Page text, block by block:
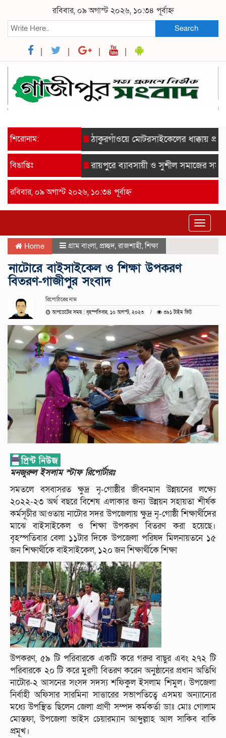
রবিবার, ০৯ অগাস্ট ২০২৬, ১০:৩৪ পূর্বাহ্ন
Search
শিরোনাম: ঠাকুরগাঁওয়ে মোটরসাইকেলের ধাক্কায়
বিঙাপ্তিঃ রায়পুরে ব্যাবসায়ী ও সুশীল সমাজের
রবিবার, ০৯ অগাস্ট ২০২৬, ১০:৩৪ পূর্বাহ্ন
Toggle
Home গ্রাম বাংলা, প্রচ্ছদ,রাজশাহী,শিক্ষা
নাটোরে বাইসাইকেল ও শিক্ষা উপকরণ
বিতরণ-গাজীপুর সংবাদ
রিপোর্টারের নাম
আপডেটের সময় : বৃহস্পতিবার, ১০ আগস্ট, ২০২৩ ৩৯১ টাইম ভিউ
মনজুরুল ইসলাম স্টাফ রিপোর্টারঃ
সমতলে বসবাসরত ক্ষুদ্র নৃ-গোষ্ঠীর জীবনমান উন্নয়নের লক্ষ্যে
২০২২-২৩ অর্থ বছরে বিশেষ এলাকার জন্য উন্নয়ন সহায়তা শীর্ষক
কর্মসূচীর আওতায় নাটোর সদর উপজেলায় ক্ষুদ্র নৃ-গোষ্ঠী শিক্ষার্থীদের
মাঝে বাইসাইকেল ও শিক্ষা উপকরণ বিতরণ করা হয়েছে।
বৃহস্পতিবার বেলা ১১টার দিকে উপজেলা পরিষদ মিলনায়তনে ১৫
জন শিক্ষার্থীকে বাইসাইকেল, ১২০ জন শিক্ষার্থীকে শিক্ষা
উপকরণ, ৫৯ টি পরিবারকে একটি করে গরুর বাছুর এবং ২৭২ টি
পরিবারকে ২০ টি করে মুরগী বিতরণ করেন অনুষ্ঠানের প্রধান অতিথি
নাটোর-২ আসনের সংসদ সদস্য শফিকুল ইসলাম শিমুল। উপজেলা
নির্বাহী অফিসার সারমিনা সাত্তারের সভাপতিত্বে এসময় অন্যান্যের
মধ্যে উপস্থিত ছিলেন জেলা প্রাণী সম্পদ কর্মকর্তা ডাঃ মোঃ গোলাম
মোস্তফা, উপজেলা ভাইস চেয়ারম্যান আব্দুল্লাহ আল সাকিব বাকি
প্রমূখ।